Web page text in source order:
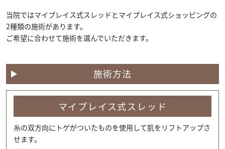
当院ではマイプレイス式スレッドとマイプレイス式ショッピングの
2種類の施術があります。
ご希望に合わせて施術を選んでいただきます。
施術方法
マイプレイス式スレッド
糸の双方向にトゲがついたものを使用して肌をリフトアップさ
せます。